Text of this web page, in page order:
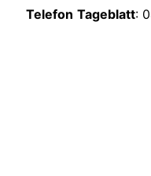
Telefon Tageblatt: